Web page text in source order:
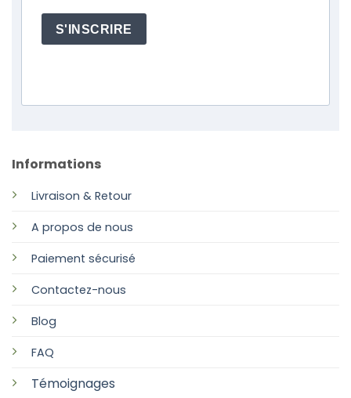
Informations
Livraison & Retour
A propos de nous
Paiement sécurisé
Contactez-nous
Blog
FAQ
Témoignages
S'INSCRIRE